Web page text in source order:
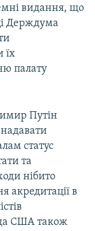
видання, що
Держдума
їх
палату
Путін
статус
та
нібито
акредитації в
США також